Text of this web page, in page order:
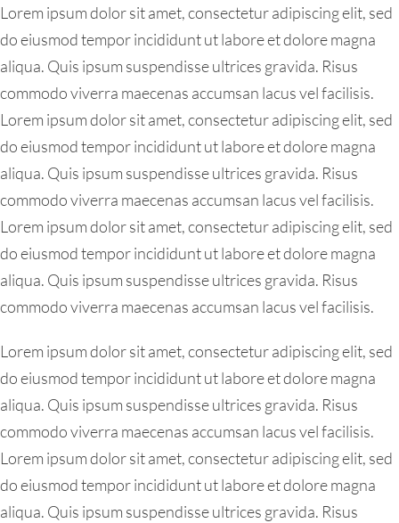
Lorem ipsum dolor sit amet, consectetur adipiscing elit, sed
do eiusmod tempor incididunt ut labore et dolore magna
aliqua. Quis ipsum suspendisse ultrices gravida. Risus
commodo viverra maecenas accumsan lacus vel facilisis.
Lorem ipsum dolor sit amet, consectetur adipiscing elit, sed
do eiusmod tempor incididunt ut labore et dolore magna
aliqua. Quis ipsum suspendisse ultrices gravida. Risus
commodo viverra maecenas accumsan lacus vel facilisis.
Lorem ipsum dolor sit amet, consectetur adipiscing elit, sed
do eiusmod tempor incididunt ut labore et dolore magna
aliqua. Quis ipsum suspendisse ultrices gravida. Risus
commodo viverra maecenas accumsan lacus vel facilisis.
Lorem ipsum dolor sit amet, consectetur adipiscing elit, sed
do eiusmod tempor incididunt ut labore et dolore magna
aliqua. Quis ipsum suspendisse ultrices gravida. Risus
commodo viverra maecenas accumsan lacus vel facilisis.
Lorem ipsum dolor sit amet, consectetur adipiscing elit, sed
do eiusmod tempor incididunt ut labore et dolore magna
aliqua. Quis ipsum suspendisse ultrices gravida. Risus